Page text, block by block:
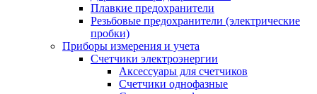
Плавкие предохранители
Резьбовые предохранители (электрические
пробки)
Приборы измерения и учета
Счетчики электроэнергии
Аксессуары для счетчиков
Счетчики однофазные